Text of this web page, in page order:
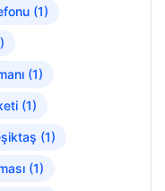
(1)
(1)
(1)
(1)
(1)